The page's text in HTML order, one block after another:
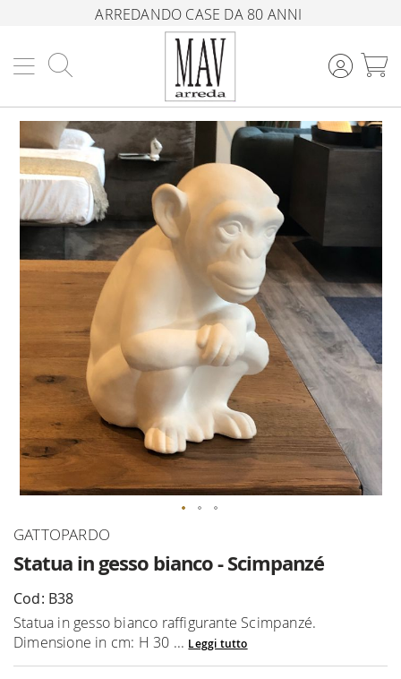
ARREDANDO CASE DA 80 ANNI
Statua in gesso bianco - Scimpanzé
GATTOPARDO
Cod: B38
Statua in gesso bianco raffigurante Scimpanzé.
Dimensione in cm: H 30 ... Leggi tutto
alla
fine
della
galleria
di
immagini
Vai
della
galleria
di
immagini